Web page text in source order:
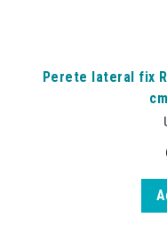
Perete lateral fix